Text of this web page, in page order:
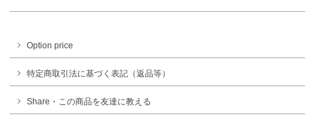
Option price
特定商取引法に基づく表記（返品等）
Share・この商品を友達に教える